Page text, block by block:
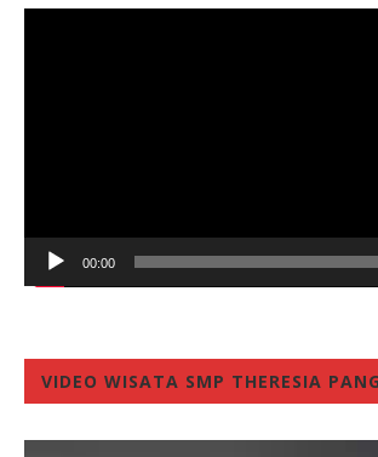
00:00
VIDEO WISATA SMP THERESIA